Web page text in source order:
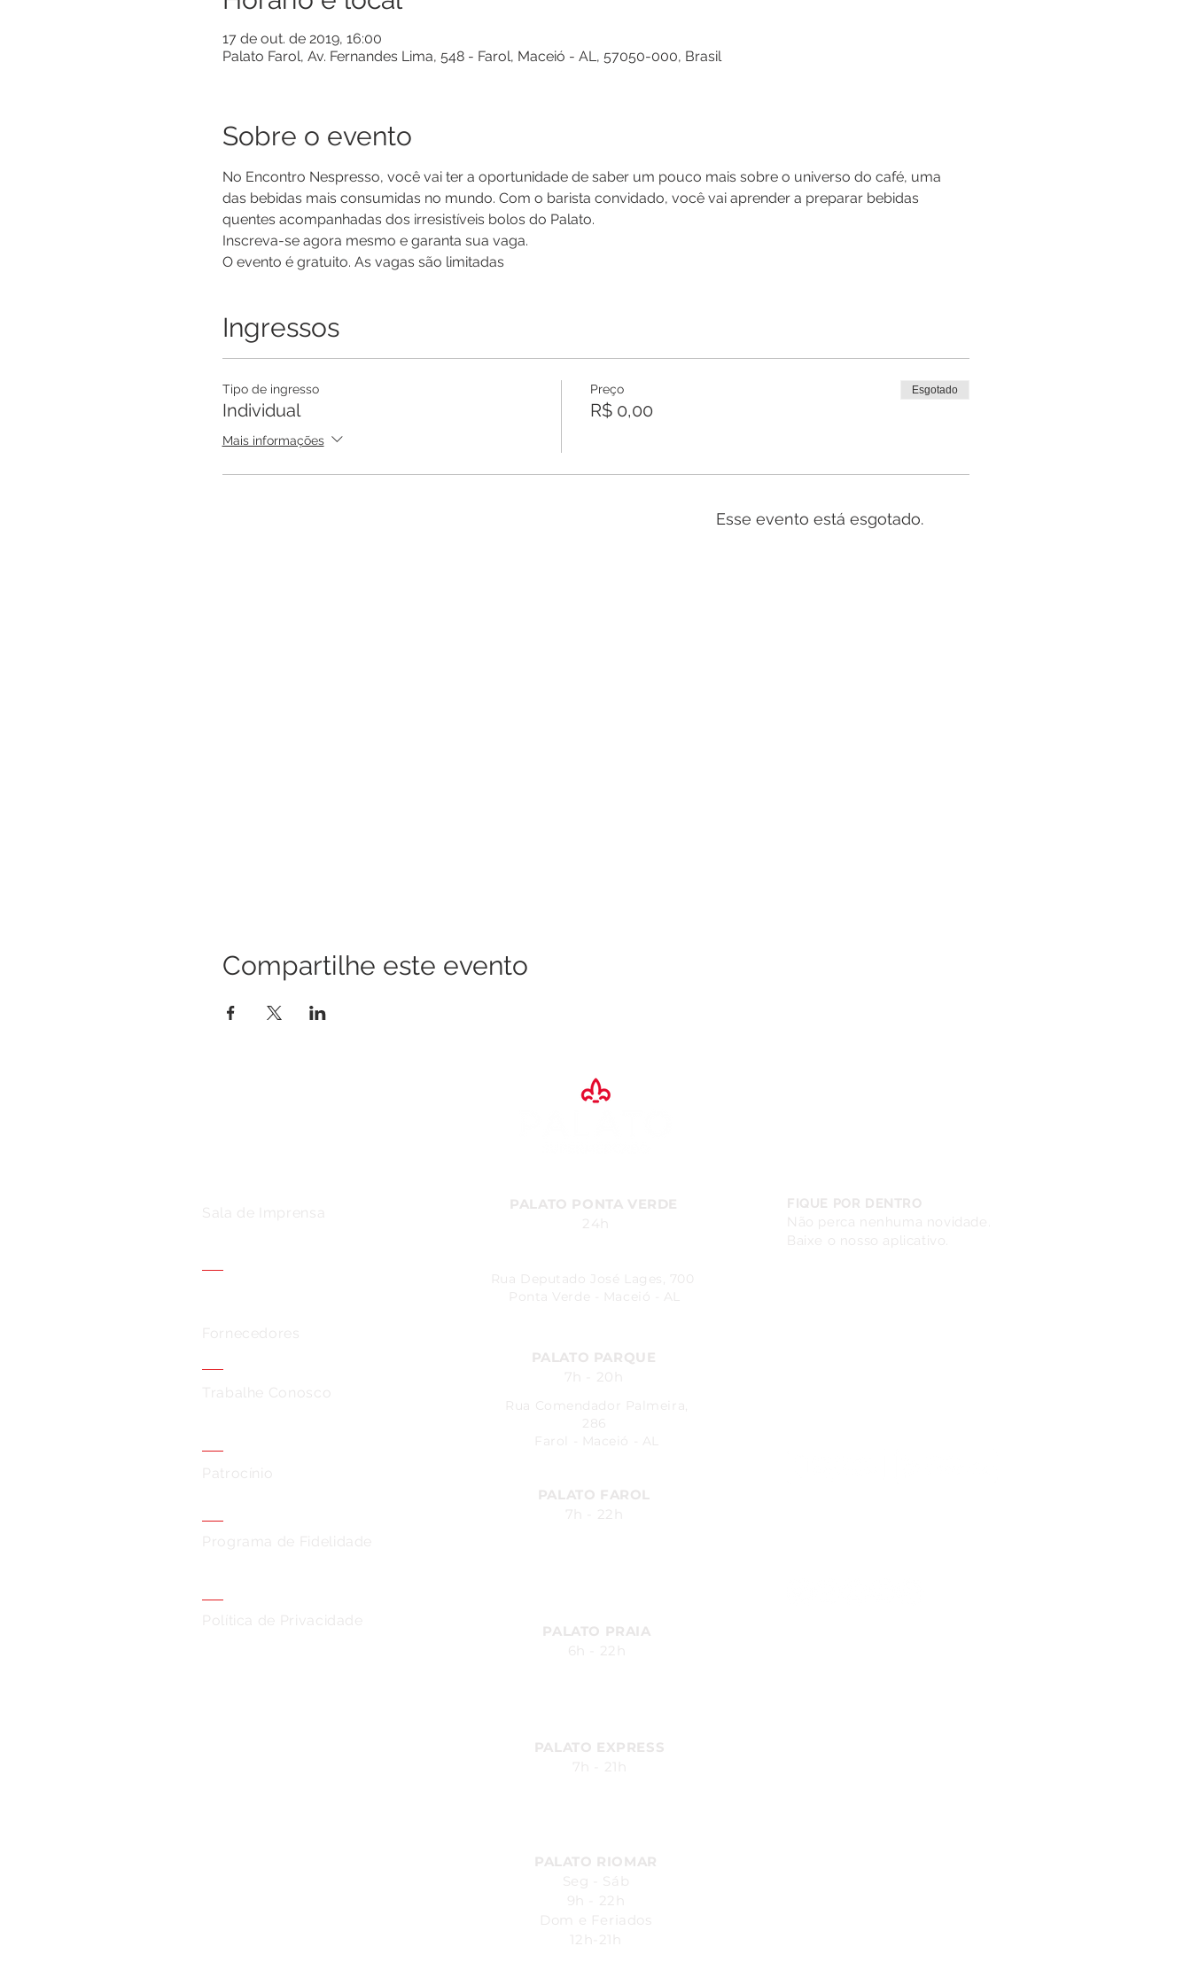
17 de out. de 2019, 16:00
Palato Farol, Av. Fernandes Lima, 548 - Farol, Maceió - AL, 57050-000, Brasil
Sobre o evento
No Encontro Nespresso, você vai ter a oportunidade de saber um pouco mais sobre o universo do café, uma
das bebidas mais consumidas no mundo. Com o barista convidado, você vai aprender a preparar bebidas
quentes acompanhadas dos irresistíveis bolos do Palato.
Inscreva-se agora mesmo e garanta sua vaga.
O evento é gratuito. As vagas são limitadas
Ingressos
Tipo de ingresso
Individual
Mais informações
Preço
R$ 0,00
Esgotado
Esse evento está esgotado.
Compartilhe este evento
Sala de Imprensa
PALATO PONTA VERDE
24h
FIQUE POR DENTRO
Não perca nenhuma novidade.
Baixe o nosso aplicativo.
Rua Deputado José Lages, 700
Ponta Verde - Maceió - AL
Fornecedores
Trabalhe Conosco
PALATO PARQUE
7h - 20h
Rua Comendador Palmeira,
286
Farol - Maceió - AL
Patrocínio
Programa de Fidelidade
PALATO FAROL
7h - 22h
Política de Privacidade
PALATO PRAIA
6h - 22h
PALATO EXPRESS
7h - 21h
PALATO RIOMAR
Seg - Sáb
9h - 22h
Dom e Feriados
12h-21h